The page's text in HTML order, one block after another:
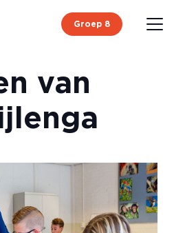
Groep 8
van